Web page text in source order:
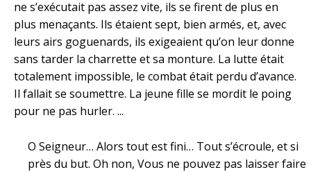
ne s’exécutait pas assez vite, ils se firent de plus en
plus menaçants. Ils étaient sept, bien armés, et, avec
leurs airs goguenards, ils exigeaient qu’on leur donne
sans tarder la charrette et sa monture. La lutte était
totalement impossible, le combat était perdu d’avance.
Il fallait se soumettre. La jeune fille se mordit le poing
pour ne pas hurler. ...
O Seigneur… Alors tout est fini… Tout s’écroule, et si
près du but. Oh non, Vous ne pouvez pas laisser faire